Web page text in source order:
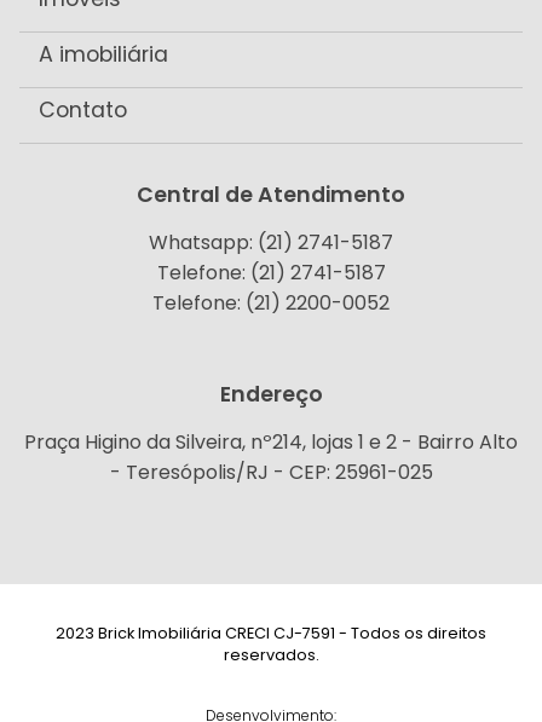
A imobiliária
Contato
Central de Atendimento
Whatsapp: (21) 2741-5187
Telefone: (21) 2741-5187
Telefone: (21) 2200-0052
Endereço
Praça Higino da Silveira, nº214, lojas 1 e 2 - Bairro Alto
- Teresópolis/RJ - CEP: 25961-025
2023 Brick Imobiliária CRECI CJ-7591 - Todos os direitos
reservados.
Desenvolvimento: